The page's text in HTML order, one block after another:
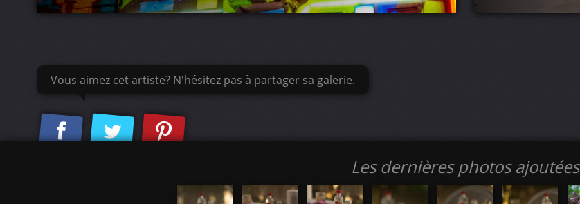
Vous aimez cet artiste? N'hésitez pas à partager sa galerie.
Les dernières photos ajoutées